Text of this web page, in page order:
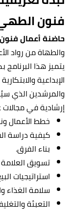
فنون
حاضنة أعمال
والطهاة من رواد
يتميز هذا
الإبداعية
والمرشدين الذي
إرشادية في
خطط الأعمال
كيفية دراسة
بناء الفرق.
تسويق العلامة
استراتيجيات
سلامة الغذاء
التعبئة